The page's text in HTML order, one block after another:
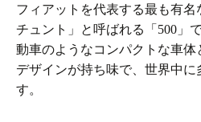
フィアットを代表する最も有
チュント」と呼ばれる「500」
動車のようなコンパクトな車
デザインが持ち味で、世界中に
す。